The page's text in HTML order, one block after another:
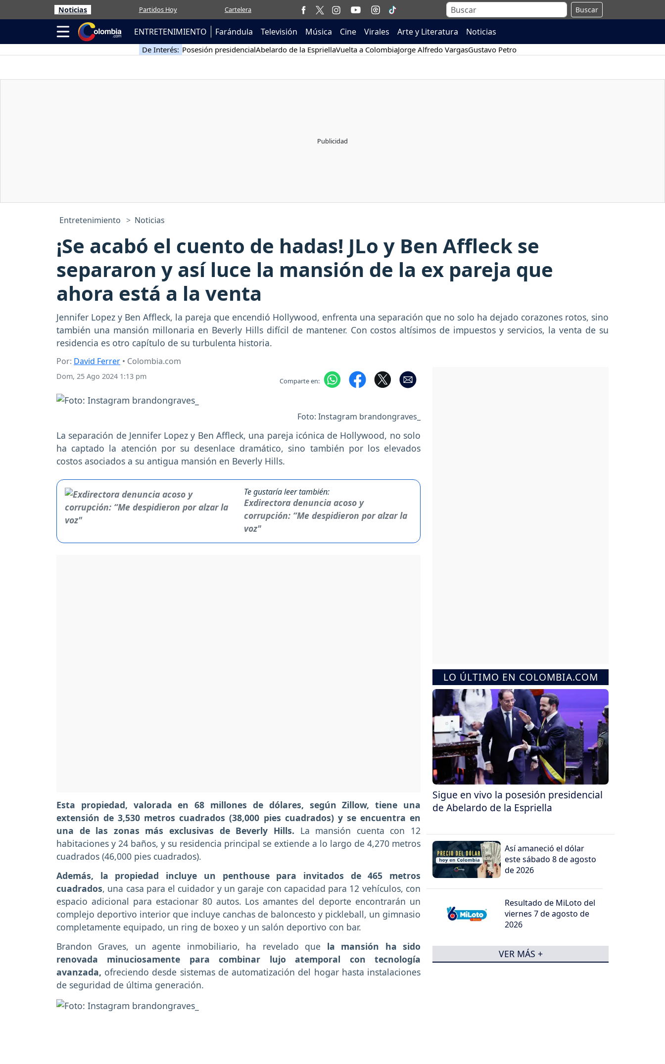
Noticias Partidos Hoy Cartelera Buscar
ENTRETENIMIENTO Farándula Televisión Música Cine Virales Arte y Literatura Noticias
De Interés: Posesión presidencialAbelardo de la EspriellaVuelta a ColombiaJorge Alfredo VargasGustavo Petro
Entretenimiento Noticias
¡Se acabó el cuento de hadas! JLo y Ben Affleck se
separaron y así luce la mansión de la ex pareja que
ahora está a la venta
Jennifer Lopez y Ben Affleck, la pareja que encendió Hollywood, enfrenta una separación que no solo ha dejado corazones rotos, sino
también una mansión millonaria en Beverly Hills difícil de mantener. Con costos altísimos de impuestos y servicios, la venta de su
residencia es otro capítulo de su turbulenta historia.
Por: David Ferrer • Colombia.com
Dom, 25 Ago 2024 1:13 pm Comparte en:
Foto: Instagram brandongraves_
La separación de Jennifer Lopez y Ben Affleck, una pareja icónica de Hollywood, no solo
ha captado la atención por su desenlace dramático, sino también por los elevados
costos asociados a su antigua mansión en Beverly Hills.
Te gustaría leer también:
Exdirectora denuncia acoso y
corrupción: “Me despidieron por alzar la
voz"
Esta propiedad, valorada en 68 millones de dólares, según Zillow, tiene una
extensión de 3,530 metros cuadrados (38,000 pies cuadrados) y se encuentra en
una de las zonas más exclusivas de Beverly Hills. La mansión cuenta con 12
habitaciones y 24 baños, y su residencia principal se extiende a lo largo de 4,270 metros
cuadrados (46,000 pies cuadrados).
Además, la propiedad incluye un penthouse para invitados de 465 metros
cuadrados, una casa para el cuidador y un garaje con capacidad para 12 vehículos, con
espacio adicional para estacionar 80 autos. Los amantes del deporte encontrarán un
complejo deportivo interior que incluye canchas de baloncesto y pickleball, un gimnasio
completamente equipado, un ring de boxeo y un salón deportivo con bar.
Brandon Graves, un agente inmobiliario, ha revelado que la mansión ha sido
renovada minuciosamente para combinar lujo atemporal con tecnología
avanzada, ofreciendo desde sistemas de automatización del hogar hasta instalaciones
de seguridad de última generación.
LO ÚLTIMO EN COLOMBIA.COM
Sigue en vivo la posesión presidencial
de Abelardo de la Espriella
Así amaneció el dólar
este sábado 8 de agosto
de 2026
Resultado de MiLoto del
viernes 7 de agosto de
2026
VER MÁS +